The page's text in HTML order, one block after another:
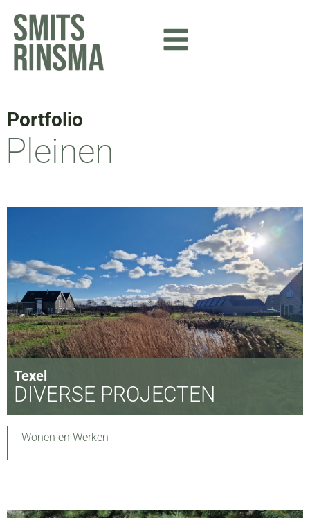
naar
inhoud
Portfolio
Pleinen
Texel
DIVERSE PROJECTEN
Wonen en Werken